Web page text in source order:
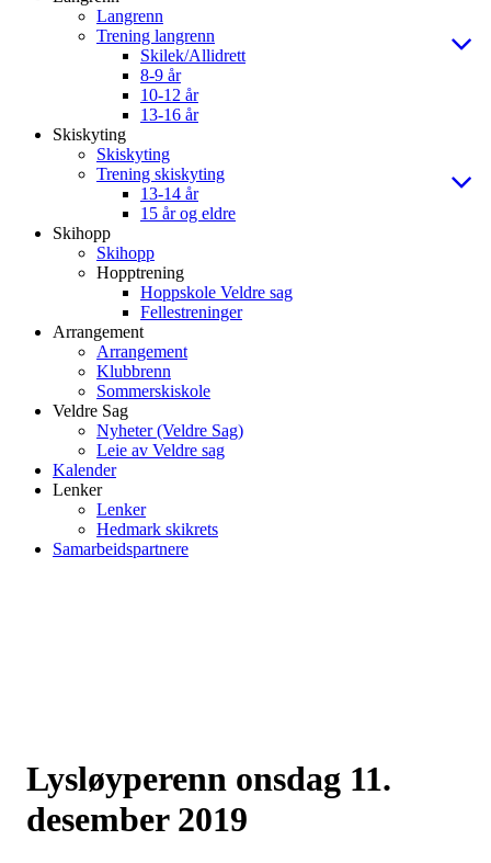
Langrenn
Trening langrenn
Skilek/Allidrett
8-9 år
10-12 år
13-16 år
Skiskyting
Skiskyting
Trening skiskyting
13-14 år
15 år og eldre
Skihopp
Skihopp
Hopptrening
Hoppskole Veldre sag
Fellestreninger
Arrangement
Arrangement
Klubbrenn
Sommerskiskole
Veldre Sag
Nyheter (Veldre Sag)
Leie av Veldre sag
Kalender
Lenker
Lenker
Hedmark skikrets
Samarbeidspartnere
Lysløyperenn onsdag 11.
desember 2019